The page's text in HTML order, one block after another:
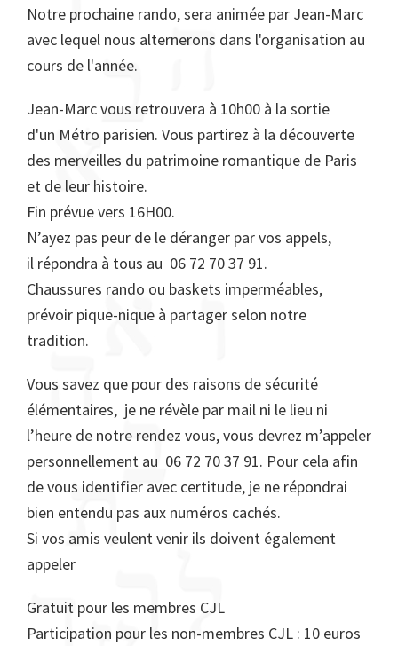
Notre prochaine rando, sera animée par Jean-Marc
avec lequel nous alternerons dans l'organisation au
cours de l'année.
Jean-Marc vous retrouvera à 10h00 à la sortie
d'un Métro parisien. Vous partirez à la découverte
des merveilles du patrimoine romantique de Paris
et de leur histoire.
Fin prévue vers 16H00.
N’ayez pas peur de le déranger par vos appels,
il répondra à tous au 06 72 70 37 91.
Chaussures rando ou baskets imperméables,
prévoir pique-nique à partager selon notre
tradition.
Vous savez que pour des raisons de sécurité
élémentaires, je ne révèle par mail ni le lieu ni
l’heure de notre rendez vous, vous devrez m’appeler
personnellement au 06 72 70 37 91. Pour cela afin
de vous identifier avec certitude, je ne répondrai
bien entendu pas aux numéros cachés.
Si vos amis veulent venir ils doivent également
appeler
Gratuit pour les membres CJL
Participation pour les non-membres CJL : 10 euros